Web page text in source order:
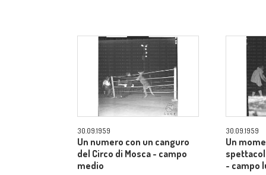
30.09.1959
Un numero con un canguro
del Circo di Mosca - campo
medio
30.09.1959
Un
- campo